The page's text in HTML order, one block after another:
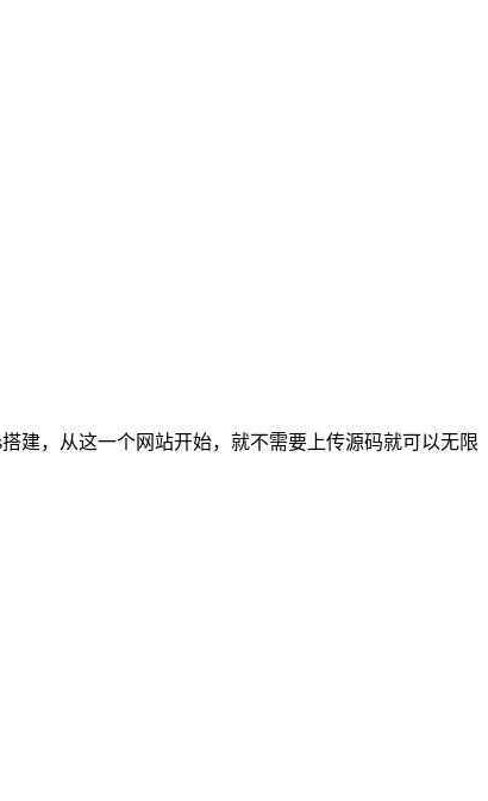
建，从这一个网站开始，就不需要上传源码就可以无限